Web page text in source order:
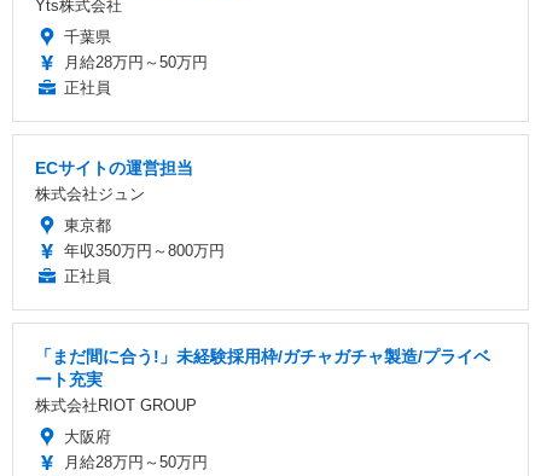
Yts株式会社
千葉県
月給28万円～50万円
正社員
ECサイトの運営担当
株式会社ジュン
東京都
年収350万円～800万円
正社員
「まだ間に合う!」未経験採用枠/ガチャガチャ製造/プライベ
ート充実
株式会社RIOT GROUP
大阪府
月給28万円～50万円